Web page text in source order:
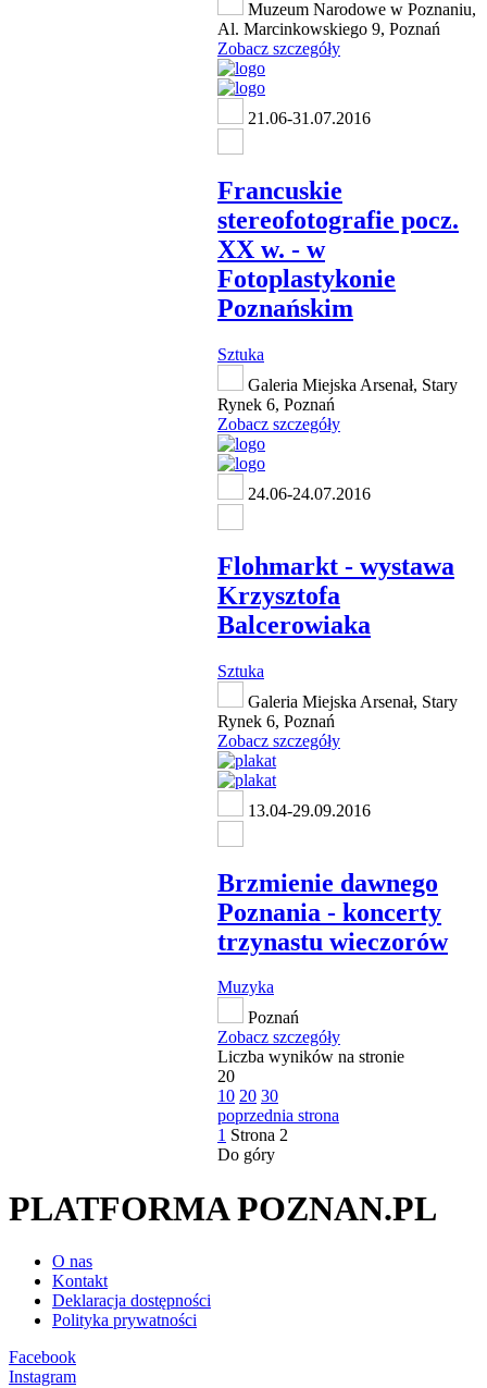
Muzeum Narodowe w Poznaniu,
Al. Marcinkowskiego 9, Poznań
Zobacz szczegóły
21.06-31.07.2016
Francuskie
stereofotografie pocz.
XX w. - w
Fotoplastykonie
Poznańskim
Sztuka
Galeria Miejska Arsenał, Stary
Rynek 6, Poznań
Zobacz szczegóły
24.06-24.07.2016
Flohmarkt - wystawa
Krzysztofa
Balcerowiaka
Sztuka
Galeria Miejska Arsenał, Stary
Rynek 6, Poznań
Zobacz szczegóły
13.04-29.09.2016
Brzmienie dawnego
Poznania - koncerty
trzynastu wieczorów
Muzyka
Poznań
Zobacz szczegóły
Liczba wyników na stronie
20
10 20 30
poprzednia strona
1 Strona 2
Do góry
PLATFORMA POZNAN.PL
O nas
Kontakt
Deklaracja dostępności
Polityka prywatności
Facebook
Instagram